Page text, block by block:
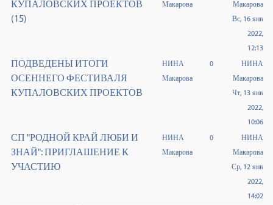
КУПАЛОВСКИХ ПРОЕКТОВ
(15)
Макарова
Макарова
Вс, 16 янв
2022,
12:13
ПОДВЕДЕНЫ ИТОГИ
ОСЕННЕГО ФЕСТИВАЛЯ
КУПАЛОВСКИХ ПРОЕКТОВ
НИНА
Макарова
0
НИНА
Макарова
Чт, 13 янв
2022,
10:06
СП "РОДНОЙ КРАЙ ЛЮБИ И
ЗНАЙ": ПРИГЛАШЕНИЕ К
УЧАСТИЮ
НИНА
Макарова
0
НИНА
Макарова
Ср, 12 янв
2022,
14:02